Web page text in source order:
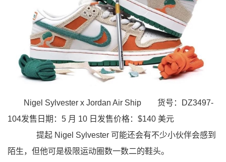
Nigel Sylvester x Jordan Air Ship
货号：DZ3497-
104发售日期：5 月 10 日发售价格：$140 美元
提起 Nigel Sylvester 可能还会有不少小伙伴会感到
陌生，但他可是极限运动圈数一数二的鞋头。